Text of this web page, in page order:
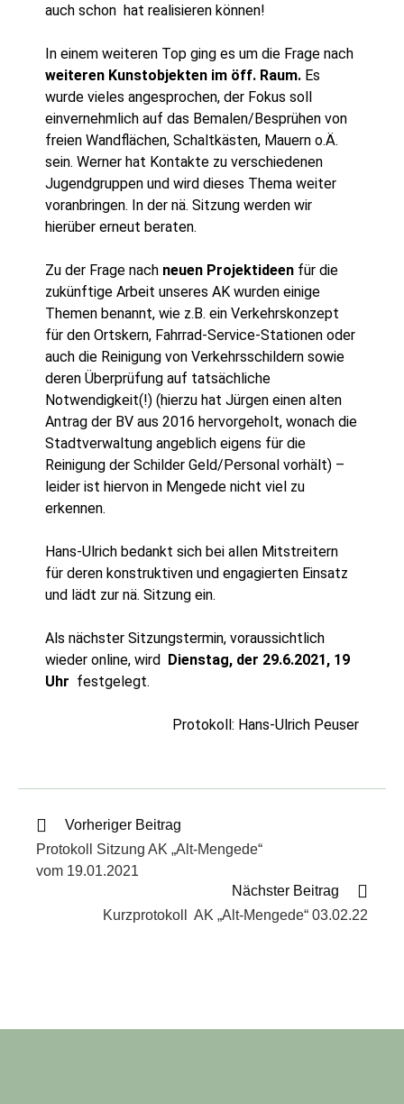
auch schon hat realisieren können!
In einem weiteren Top ging es um die Frage nach
weiteren Kunstobjekten im öff. Raum. Es
wurde vieles angesprochen, der Fokus soll
einvernehmlich auf das Bemalen/Besprühen von
freien Wandflächen, Schaltkästen, Mauern o.Ä.
sein. Werner hat Kontakte zu verschiedenen
Jugendgruppen und wird dieses Thema weiter
voranbringen. In der nä. Sitzung werden wir
hierüber erneut beraten.
Zu der Frage nach neuen Projektideen für die
zukünftige Arbeit unseres AK wurden einige
Themen benannt, wie z.B. ein Verkehrskonzept
für den Ortskern, Fahrrad-Service-Stationen oder
auch die Reinigung von Verkehrsschildern sowie
deren Überprüfung auf tatsächliche
Notwendigkeit(!) (hierzu hat Jürgen einen alten
Antrag der BV aus 2016 hervorgeholt, wonach die
Stadtverwaltung angeblich eigens für die
Reinigung der Schilder Geld/Personal vorhält) –
leider ist hiervon in Mengede nicht viel zu
erkennen.
Hans-Ulrich bedankt sich bei allen Mitstreitern
für deren konstruktiven und engagierten Einsatz
und lädt zur nä. Sitzung ein.
Als nächster Sitzungstermin, voraussichtlich
wieder online, wird Dienstag, der 29.6.2021, 19
Uhr festgelegt.
Protokoll: Hans-Ulrich Peuser
Vorheriger Beitrag
Protokoll Sitzung AK „Alt-Mengede“
vom 19.01.2021
Nächster Beitrag
Kurzprotokoll AK „Alt-Mengede“ 03.02.22